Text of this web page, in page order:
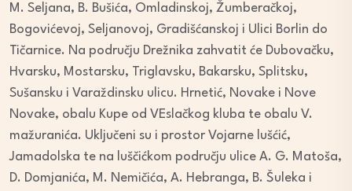
M. Seljana, B. Bušića, Omladinskoj, Žumberačkoj,
Bogovićevoj, Seljanovoj, Gradišćanskoj i Ulici Borlin do
Tičarnice. Na području Drežnika zahvatit će Dubovačku,
Hvarsku, Mostarsku, Triglavsku, Bakarsku, Splitsku,
Sušansku i Varaždinsku ulicu. Hrnetić, Novake i Nove
Novake, obalu Kupe od VEslačkog kluba te obalu V.
mažuranića. Uključeni su i prostor Vojarne lušćić,
Jamadolska te na luščićkom području ulice A. G. Matoša,
D. Domjanića, M. Nemičića, A. Hebranga, B. Šuleka i